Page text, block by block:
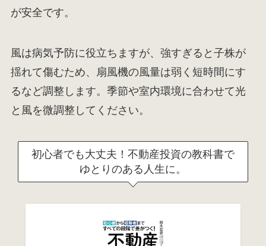
が安全です。
風は病気予防に役立ちますが、強すぎると子株が
揺れて傷むため、扇風機の風量は弱く短時間にす
るなど調整します。季節や室内環境に合わせて光
と風を微調整してください。
初心者でも大丈夫！不動産投資の教科書で
ゆとりのある人生に。